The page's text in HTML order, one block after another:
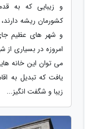
و زیبایی که به
کشورمان ریشه
و شهر های عظیم
امروزه در بسیاری از
می توان این خانه
یافت که تبدیل به
زیبا و شگفت انگیز...